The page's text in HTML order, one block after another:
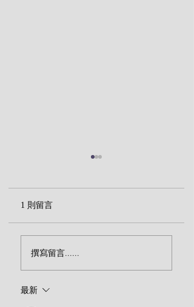
性吗？（宾克）
1 則留言
撰寫留言......
最新